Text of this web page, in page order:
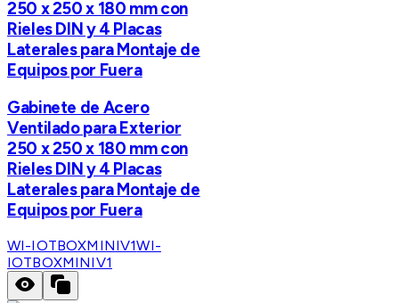
250 x 250 x 180 mm con
Rieles DIN y 4 Placas
Laterales para Montaje de
Equipos por Fuera
Gabinete de Acero
Ventilado para Exterior
250 x 250 x 180 mm con
Rieles DIN y 4 Placas
Laterales para Montaje de
Equipos por Fuera
WI-IOTBOXMINIV1WI-
IOTBOXMINIV1